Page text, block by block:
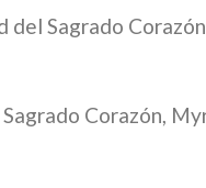
del Sagrado
Corazón,